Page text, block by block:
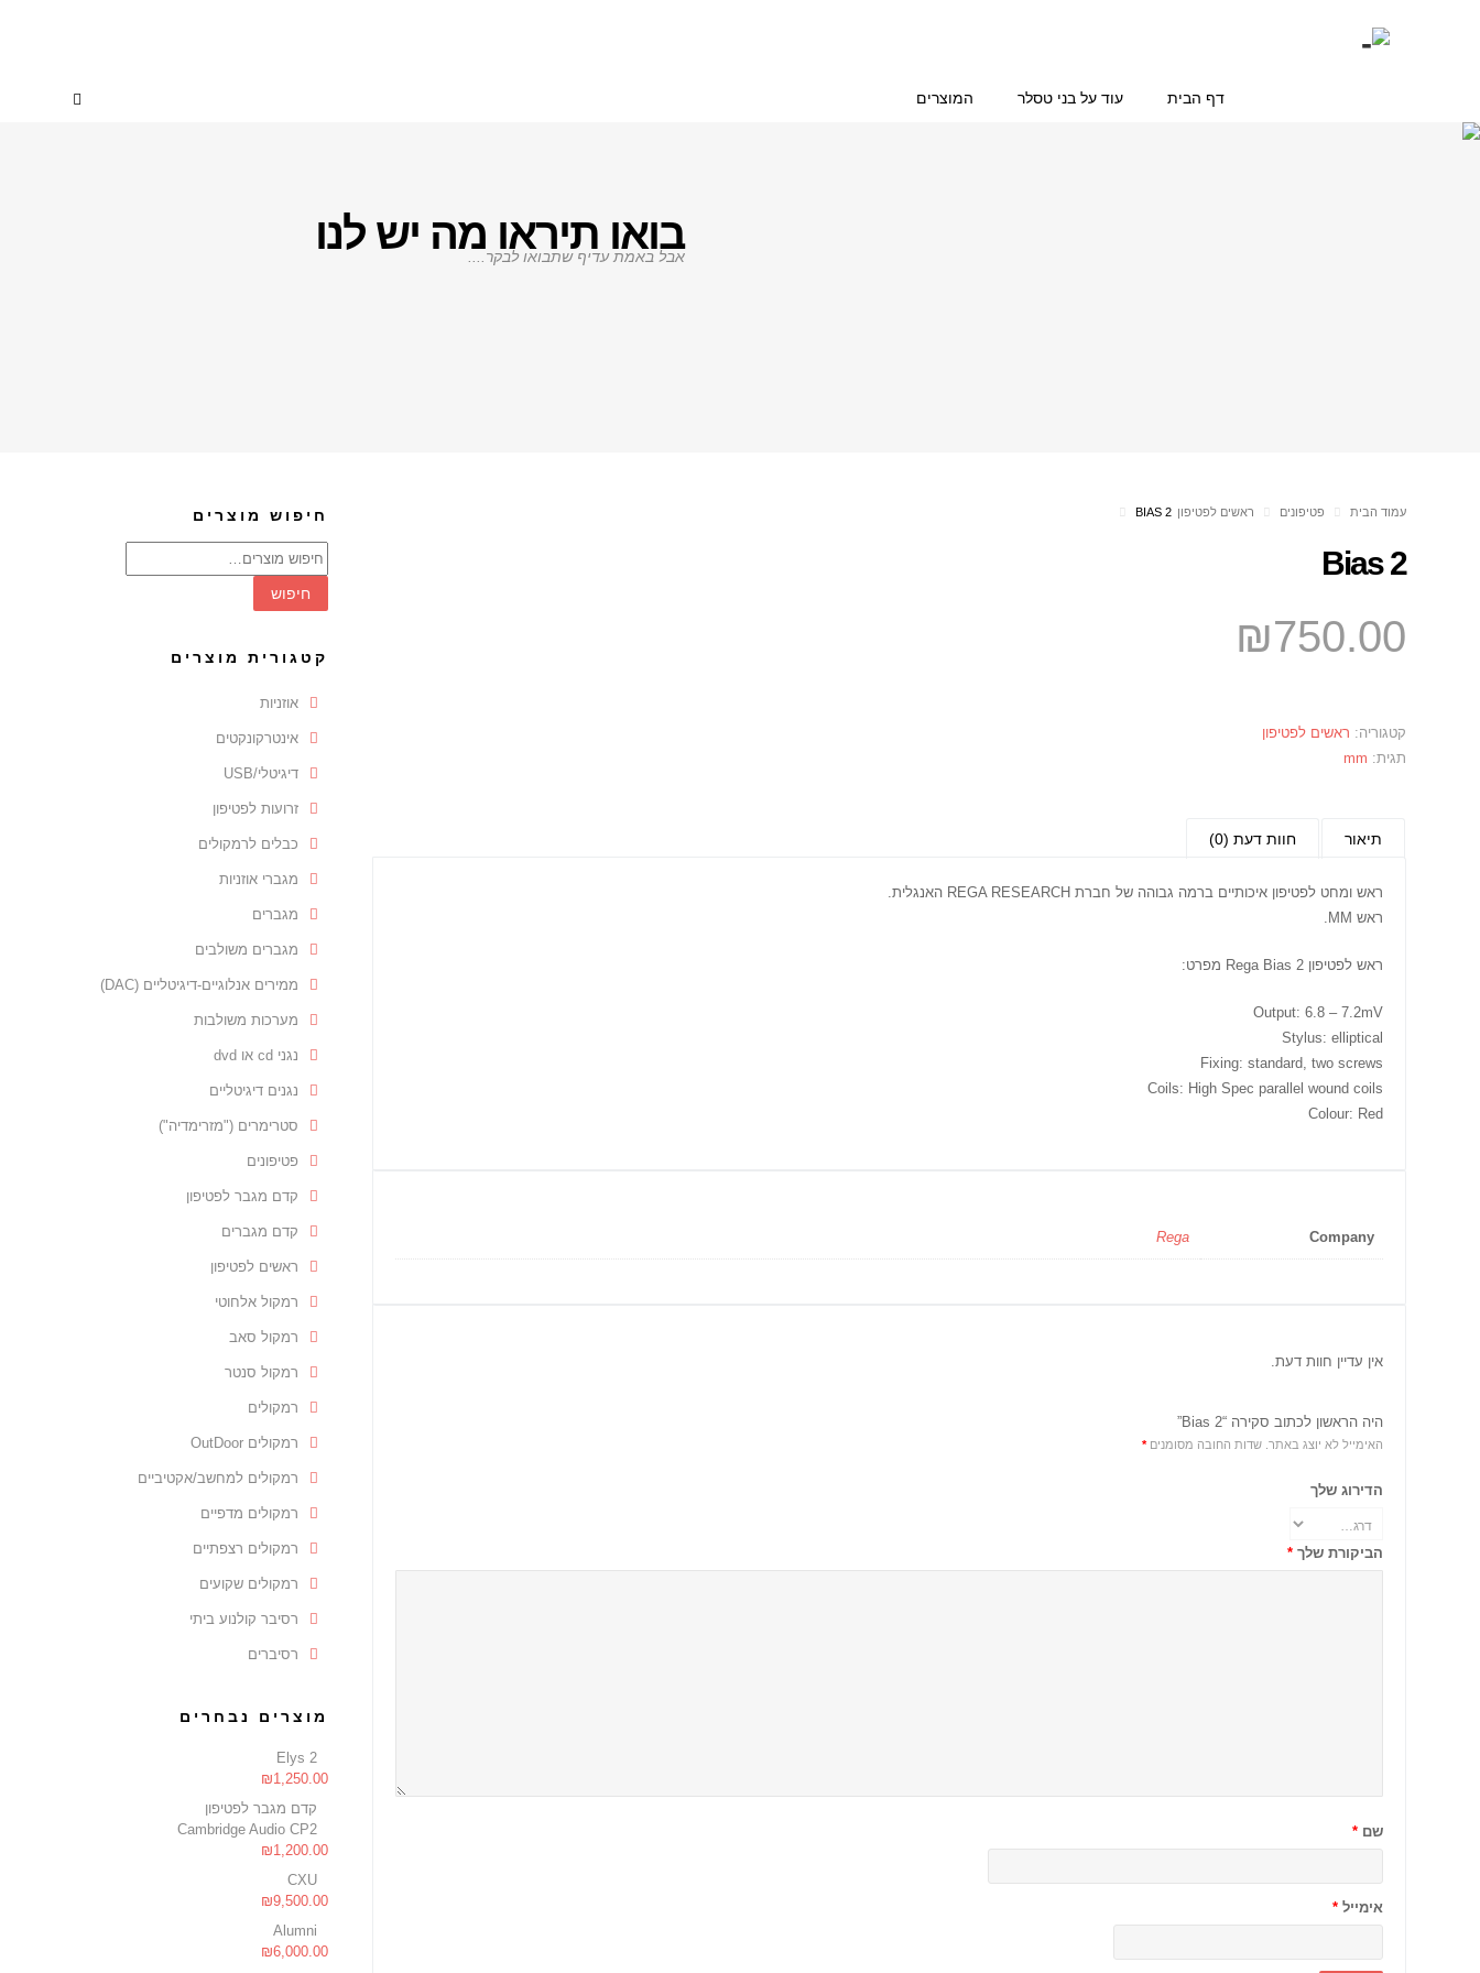
המוצרים עוד על בני טסלר דף הבית
בואו תיראו מה יש לנו
אבל באמת עדיף שתבואו לבקר....
עמוד הבית פטיפונים ראשים לפטיפון BIAS 2
Bias 2
₪750.00
קטגוריה: ראשים לפטיפון
תגית: mm
תיאור חוות דעת (0)
ראש ומחט לפטיפון איכותיים ברמה גבוהה של חברת REGA RESEARCH האנגלית.
ראש MM.
ראש לפטיפון Rega Bias 2 מפרט:
Output: 6.8 – 7.2mV
Stylus: elliptical
Fixing: standard, two screws
Coils: High Spec parallel wound coils
Colour: Red
Company
Rega
אין עדיין חוות דעת.
היה הראשון לכתוב סקירה “Bias 2”
האימייל לא יוצג באתר. שדות החובה מסומנים*
הדירוג שלך
הביקורת שלך *
שם *
אימייל *
חיפוש מוצרים
חיפוש
עבור:
חיפוש
קטגורית מוצרים
אוזניות
אינטרקונקטים
דיגיטלי/USB
זרועות לפטיפון
כבלים לרמקולים
מגברי אוזניות
מגברים
מגברים משולבים
ממירים אנלוגיים-דיגיטליים (DAC)
מערכות משולבות
נגני cd או dvd
נגנים דיגיטליים
סטרימרים ("מזרימדיה")
פטיפונים
קדם מגבר לפטיפון
קדם מגברים
ראשים לפטיפון
רמקול אלחוטי
רמקול סאב
רמקול סנטר
רמקולים
רמקולים OutDoor
רמקולים למחשב/אקטיביים
רמקולים מדפיים
רמקולים רצפתיים
רמקולים שקועים
רסיבר קולנוע ביתי
רסיברים
מוצרים נבחרים
Elys 2
₪1,250.00
קדם מגבר לפטיפון
Cambridge Audio CP2
₪1,200.00
CXU
₪9,500.00
Alumni
₪6,000.00